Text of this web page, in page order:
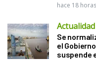
hace 18 horas
Actualidad
Se
el
suspende